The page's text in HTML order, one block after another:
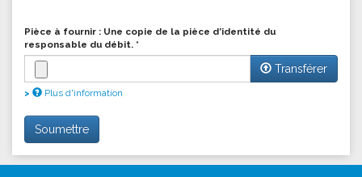
Pièce à fournir : Une copie de la pièce d’identité du
responsable du débit. *
Transférer
Plus d'information
Les fichiers doivent peser moins de
Extensions autorisées :
Soumettre